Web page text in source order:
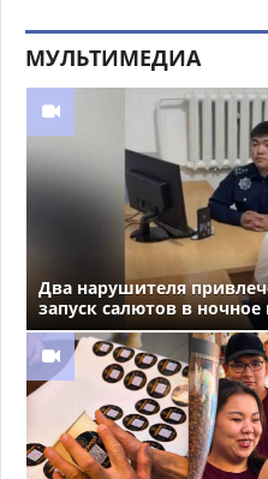
МУЛЬТИМЕДИА
Два нарушителя
запуск салютов в